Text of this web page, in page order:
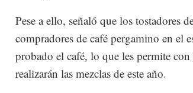
Pese a ello, señaló que los tostadores
compradores de café pergamino en el
probado el café, lo que les permite
realizarán las mezclas de este año.